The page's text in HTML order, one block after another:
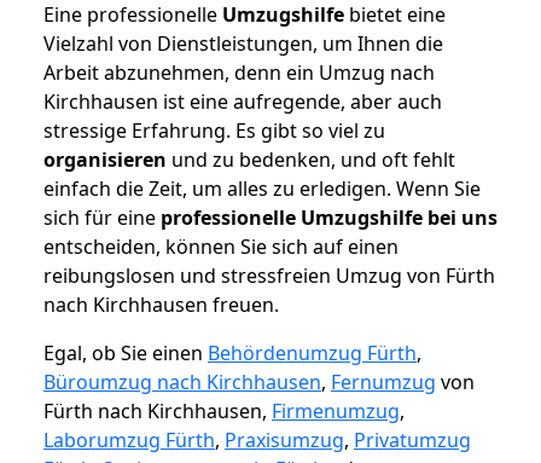
Eine professionelle Umzugshilfe bietet eine
Vielzahl von Dienstleistungen, um Ihnen die
Arbeit abzunehmen, denn ein Umzug nach
Kirchhausen ist eine aufregende, aber auch
stressige Erfahrung. Es gibt so viel zu
organisieren und zu bedenken, und oft fehlt
einfach die Zeit, um alles zu erledigen. Wenn Sie
sich für eine professionelle Umzugshilfe bei uns
entscheiden, können Sie sich auf einen
reibungslosen und stressfreien Umzug von Fürth
nach Kirchhausen freuen.
Egal, ob Sie einen Behördenumzug Fürth,
Büroumzug nach Kirchhausen, Fernumzug von
Fürth nach Kirchhausen, Firmenumzug,
Laborumzug Fürth, Praxisumzug, Privatumzug